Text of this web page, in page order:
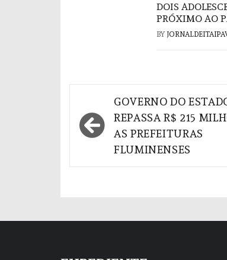
DOIS
PRÓXIMO AO
BY
Navegação
de
Post
GOVERNO DO
REPASSA R$ 215
AS PREFEITURAS
FLUMINENSES